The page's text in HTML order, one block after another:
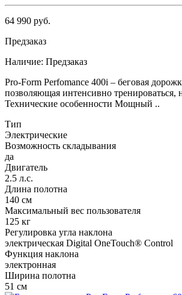
64 990 руб.
Предзаказ
Наличие: Предзаказ
Pro-Form Perfomance 400i – беговая
позволяющая интенсивно тренироваться,
Технические особенности Мощный ..
Тип
Электрические
Возможность складывания
да
Двигатель
2.5 л.с.
Длина полотна
140 см
Максимальный вес пользователя
125 кг
Регулировка угла наклона
электрическая Digital OneTouch® Control
Функция наклона
электронная
Ширина полотна
51 см